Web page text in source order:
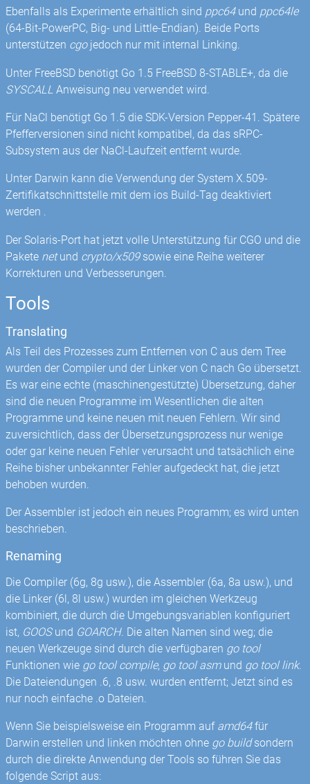
Ebenfalls als Experimente erhältlich sind ppc64und ppc64le
(64-Bit-PowerPC, Big- und Little-Endian). Beide Ports
unterstützen cgojedoch nur mit internal Linking.
Unter FreeBSD benötigt Go 1.5 FreeBSD 8-STABLE+, da die
SYSCALL Anweisung neu verwendet wird.
Für NaCl benötigt Go 1.5 die SDK-Version Pepper-41. Spätere
Pfefferversionen sind nicht kompatibel, da das sRPC-
Subsystem aus der NaCl-Laufzeit entfernt wurde.
Unter Darwin kann die Verwendung der System X.509-
Zertifikatschnittstelle mit dem ios Build-Tag deaktiviert
werden .
Der Solaris-Port hat jetzt volle Unterstützung für CGO und die
Pakete netund crypto/x509sowie eine Reihe weiterer
Korrekturen und Verbesserungen.
Tools
Translating
Als Teil des Prozesses zum Entfernen von C aus dem Tree
wurden der Compiler und der Linker von C nach Go übersetzt.
Es war eine echte (maschinengestützte) Übersetzung, daher
sind die neuen Programme im Wesentlichen die alten
Programme und keine neuen mit neuen Fehlern. Wir sind
zuversichtlich, dass der Übersetzungsprozess nur wenige
oder gar keine neuen Fehler verursacht und tatsächlich eine
Reihe bisher unbekannter Fehler aufgedeckt hat, die jetzt
behoben wurden.
Der Assembler ist jedoch ein neues Programm; es wird unten
beschrieben.
Renaming
Die Compiler (6g, 8g usw.), die Assembler (6a, 8a usw.), und
die Linker (6l, 8l usw.) wurden im gleichen Werkzeug
kombiniert, die durch die Umgebungsvariablen konfiguriert
ist, GOOSund GOARCH. Die alten Namen sind weg; die
neuen Werkzeuge sind durch die verfügbaren go tool
Funktionen wie go tool compile, go tool asmund go tool link.
Die Dateiendungen .6, .8 usw. wurden entfernt; Jetzt sind es
nur noch einfache .o Dateien.
Wenn Sie beispielsweise ein Programm auf amd64für
Darwin erstellen und linken möchten ohne go buildsondern
durch die direkte Anwendung der Tools so führen Sie das
folgende Script aus: